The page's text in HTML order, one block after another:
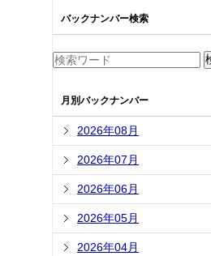
バックナンバー検索
月別バックナンバー
2026年08月
2026年07月
2026年06月
2026年05月
2026年04月